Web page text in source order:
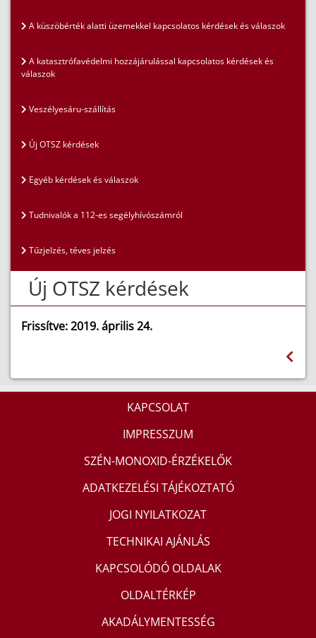
A küszöbérték alatti üzemekkel kapcsolatos kérdések és válaszok
A katasztrófavédelmi hozzájárulással kapcsolatos kérdések és
válaszok
Veszélyesáru-szállítás
Új OTSZ kérdések
Egyéb kérdések és válaszok
Tudnivalók a 112-es segélyhívószámról
Tűzjelzés, téves jelzés
Új OTSZ kérdések
Frissítve: 2019. április 24.
KAPCSOLAT
IMPRESSZUM
SZÉN-MONOXID-ÉRZÉKELŐK
ADATKEZELÉSI TÁJÉKOZTATÓ
JOGI NYILATKOZAT
TECHNIKAI AJÁNLÁS
KAPCSOLÓDÓ OLDALAK
OLDALTÉRKÉP
AKADÁLYMENTESSÉG